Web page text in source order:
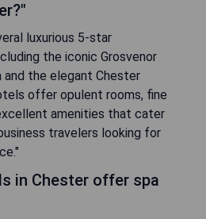
luxurious 5-star
the iconic Grosvenor
and the elegant Chester
offer opulent rooms, fine
amenities that cater
travelers looking for
in Chester offer spa